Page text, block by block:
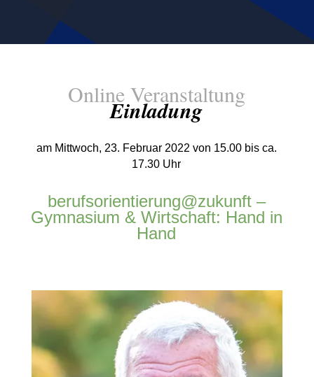
Online Veranstaltung
Einladung
am Mittwoch, 23. Februar 2022 von 15.00 bis ca.
17.30 Uhr
berufsorientierung@zukunft –
Gymnasium & Wirtschaft: Hand in
Hand